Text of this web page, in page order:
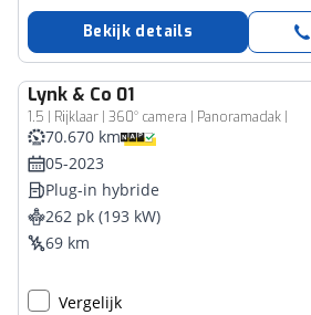
Bekijk details
Lynk & Co 01
1.5 | Rijklaar | 360° camera | Panoramadak |
70.670 km
05-2023
Plug-in hybride
262 pk (193 kW)
69 km
Vergelijk